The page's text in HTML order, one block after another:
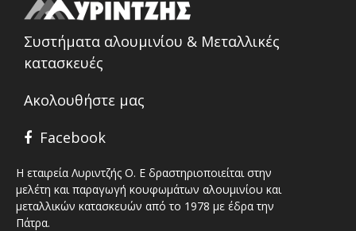
Συστήματα αλουμινίου & Μεταλλικές
κατασκευές
Ακολουθήστε μας
Facebook
Η εταιρεία Λυριντζής Ο. Ε δραστηριοποιείται στην
μελέτη και παραγωγή κουφωμάτων αλουμινίου και
μεταλλικών κατασκευών από το 1978 με έδρα την
Πάτρα.